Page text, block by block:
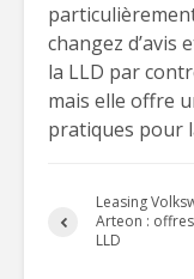
changez d’avis
la LLD par
mais elle offre
pratiques pour
Leasing
Arteon :
LLD